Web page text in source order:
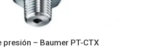
– Baumer PT-CTX